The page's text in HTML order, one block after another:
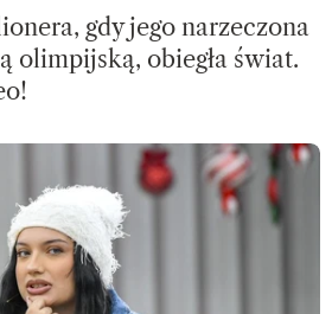
gdy jego narzeczona
olimpijską, obiegła świat.